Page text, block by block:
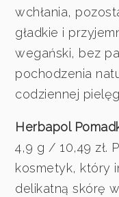
wchłania,
gładkie i
wegański, bez
pochodzenia
codziennej
Herbapol
4,9 g / 10,49 zł.
kosmetyk, który
delikatną skórę